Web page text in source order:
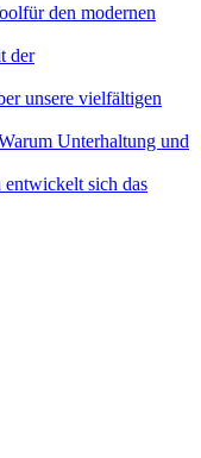
den modernen
der
unsere vielfältigen
Unterhaltung und
sich das